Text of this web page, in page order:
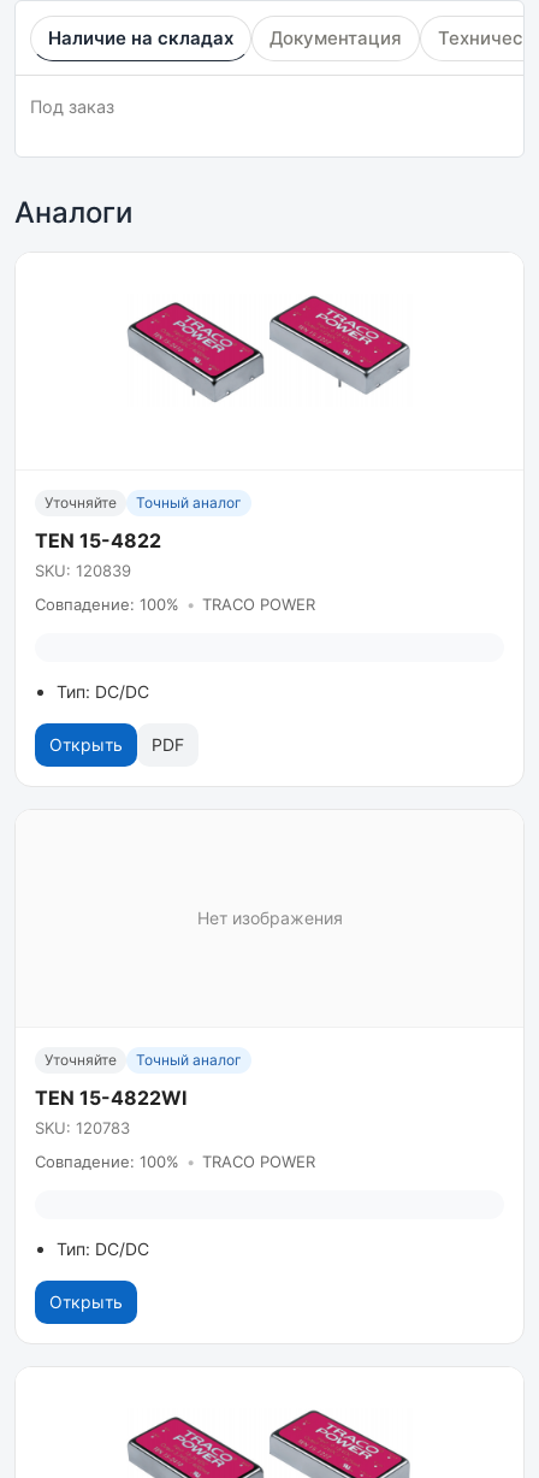
Наличие на складах Документация
Под заказ
Аналоги
Уточняйте Точный аналог
TEN 15-4822
SKU: 120839
Совпадение: 100% • TRACO POWER
Тип: DC/DC
Открыть PDF
Нет изображения
Уточняйте Точный аналог
TEN 15-4822WI
SKU: 120783
Совпадение: 100% • TRACO POWER
Тип: DC/DC
Открыть